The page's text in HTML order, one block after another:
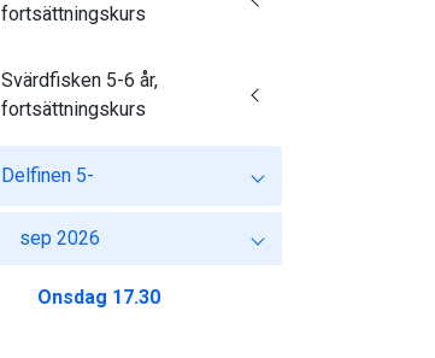
fortsättningskurs
Svärdfisken 5-6 år,
fortsättningskurs
Delfinen 5-
sep 2026
Onsdag 17.30